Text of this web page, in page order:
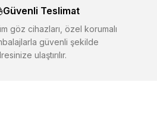
diğer sitelerden daha pahalı.
benzer farklı alternatifler olmalı.
Güvenli Teslimat
göz cihazları, özel korumalı
güvenli şekilde
ulaştırılır.